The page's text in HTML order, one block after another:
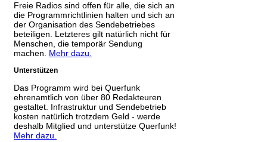
Freie Radios sind offen für alle, die sich an
die Programmrichtlinien halten und sich an
der Organisation des Sendebetriebes
beteiligen. Letzteres gilt natürlich nicht für
Menschen, die temporär Sendung
machen. Mehr dazu.
Unterstützen
Das Programm wird bei Querfunk
ehrenamtlich von über 80 Redakteuren
gestaltet. Infrastruktur und Sendebetrieb
kosten natürlich trotzdem Geld - werde
deshalb Mitglied und unterstütze Querfunk!
Mehr dazu.